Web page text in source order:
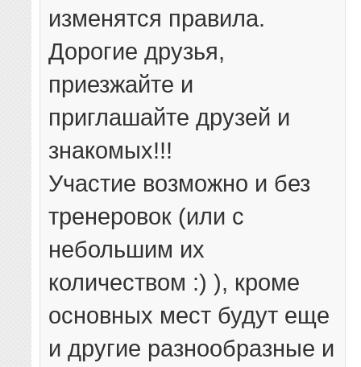
изменятся правила.
Дорогие друзья,
приезжайте и
приглашайте друзей и
знакомых!!!
Участие возможно и без
тренеровок (или с
небольшим их
количеством :) ), кроме
основных мест будут еще
и другие разнообразные и